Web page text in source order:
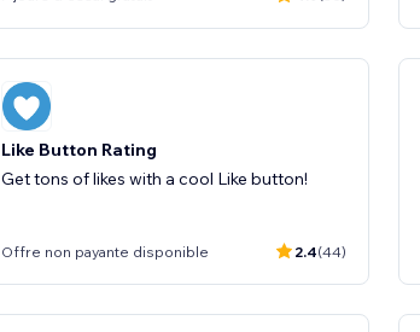
Like Button Rating
Get tons of likes with a cool Like button!
Offre non payante disponible 2.4(44)